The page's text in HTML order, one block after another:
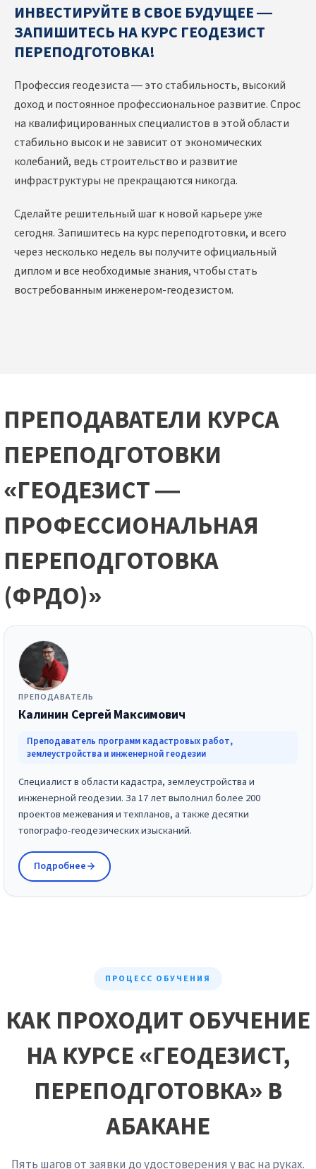
ИНВЕСТИРУЙТЕ В СВОЕ БУДУЩЕЕ —
ЗАПИШИТЕСЬ НА КУРС ГЕОДЕЗИСТ
ПЕРЕПОДГОТОВКА!
Профессия геодезиста — это стабильность, высокий
доход и постоянное профессиональное развитие. Спрос
на квалифицированных специалистов в этой области
стабильно высок и не зависит от экономических
колебаний, ведь строительство и развитие
инфраструктуры не прекращаются никогда.
Сделайте решительный шаг к новой карьере уже
сегодня. Запишитесь на курс переподготовки, и всего
через несколько недель вы получите официальный
диплом и все необходимые знания, чтобы стать
востребованным инженером-геодезистом.
ПРЕПОДАВАТЕЛИ КУРСА
ПЕРЕПОДГОТОВКИ
«ГЕОДЕЗИСТ —
ПРОФЕССИОНАЛЬНАЯ
ПЕРЕПОДГОТОВКА
(ФРДО)»
ПРЕПОДАВАТЕЛЬ
Калинин Сергей Максимович
Преподаватель программ кадастровых работ,
землеустройства и инженерной геодезии
Специалист в области кадастра, землеустройства и
инженерной геодезии. За 17 лет выполнил более 200
проектов межевания и техпланов, а также десятки
топографо-геодезических изысканий.
Подробнее
ПРОЦЕСС ОБУЧЕНИЯ
КАК ПРОХОДИТ ОБУЧЕНИЕ
НА КУРСЕ «ГЕОДЕЗИСТ,
ПЕРЕПОДГОТОВКА» В
АБАКАНЕ
Пять шагов от заявки до удостоверения у вас на руках.